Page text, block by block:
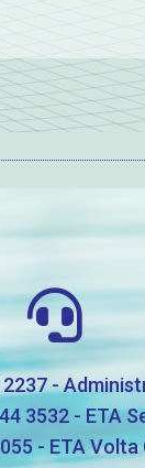
2237 -
3532 - ETA
- ETA Volta